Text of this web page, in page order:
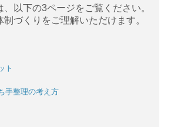
ュー
会計
以下の3ページをご覧ください。
づくりをご理解いただけます。